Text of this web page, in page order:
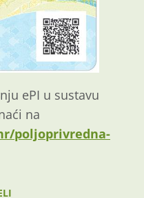
ePI u sustavu
na
poljoprivredna-